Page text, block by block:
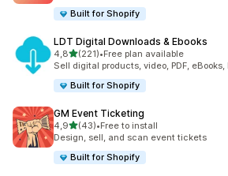
Built for Shopify
LDT Digital Downloads & Ebooks
4,8z 5 hvězd
(221)
Celkový počet recenzí: 221
•Free plan available
Sell digital products, video, PDF,
Built for Shopify
GM Event Ticketing
4,9z 5 hvězd
(43)
Celkový počet recenzí: 43
•Free to install
Design, sell, and scan event tickets
Built for Shopify